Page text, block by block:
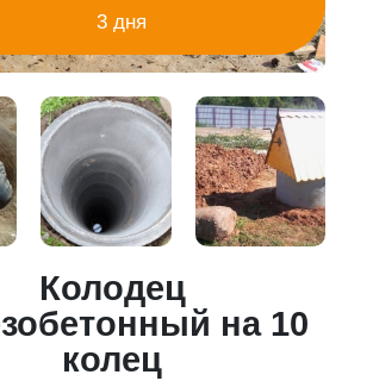
3 дня
Колодец
на 10
колец